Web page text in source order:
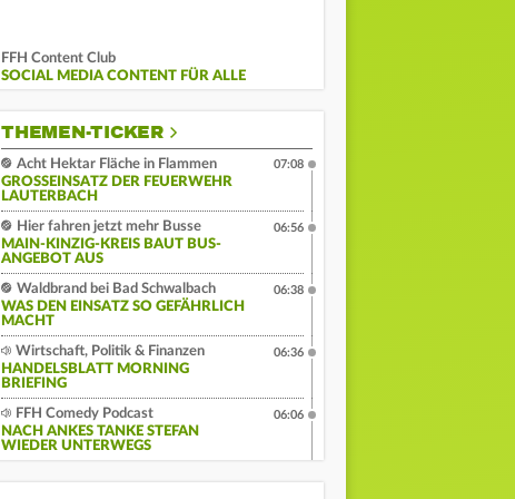
FFH Content Club
SOCIAL MEDIA CONTENT FÜR ALLE
THEMEN-TICKER
Acht Hektar Fläche in Flammen
GROSSEINSATZ DER FEUERWEHR L
AUTERBACH
07:08
Hier fahren jetzt mehr Busse
MAIN-KINZIG-KREIS BAUT BUS-
ANGEBOT AUS
06:56
Waldbrand bei Bad Schwalbach
WAS DEN EINSATZ SO GEFÄHRLICH
MACHT
06:38
Wirtschaft, Politik & Finanzen
HANDELSBLATT MORNING
BRIEFING
06:36
FFH Comedy Podcast
NACH ANKES TANKE STEFAN
WIEDER UNTERWEGS
06:06